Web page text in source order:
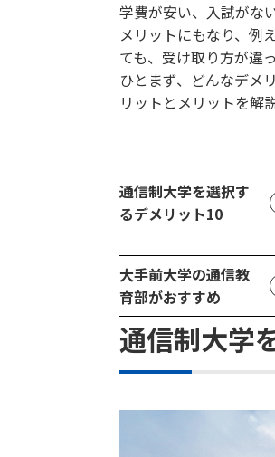
学費が安い、入試がな
メリットにもなり、例
ても、受け取り方が違
ひとまず、どんなデメ
リットとメリットを解
通信制大学を選択す
るデメリット10
大手前大学の通信教
育部がおすすめ
通信制大学